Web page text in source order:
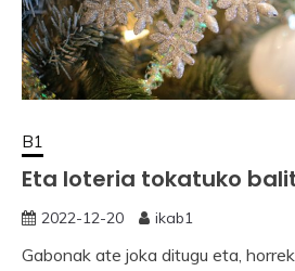
B1
Eta loteria tokatuko
2022-12-20 ikab1
Gabonak ate joka ditugu eta,